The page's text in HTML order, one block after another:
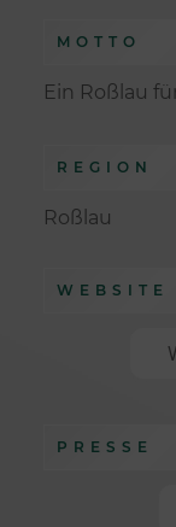
MOTTO
Ein Roßlau
REGION
Roßlau
WEBSITE
PRESSE